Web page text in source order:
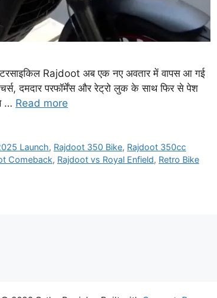
Rajdoot अब एक नए अवतार में वापस आ गई
दमदार परफॉर्मेंस और रेट्रो लुक के साथ फिर से पेश
… Read more
Launch, Rajdoot 350 Bike, Rajdoot 350cc
Comeback, Rajdoot vs Royal Enfield, Retro Bike